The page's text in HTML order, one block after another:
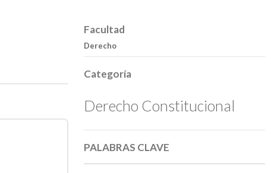
Facultad
Derecho
Categoría
Derecho Constitucional
PALABRAS CLAVE